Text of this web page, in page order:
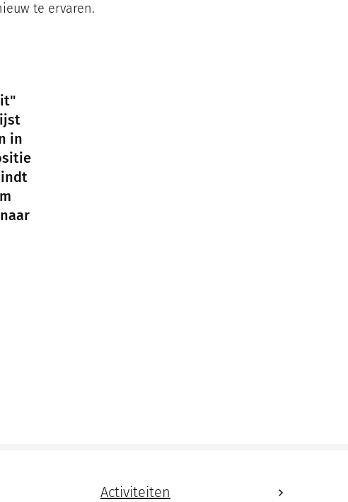
te ervaren.
in
Activiteiten